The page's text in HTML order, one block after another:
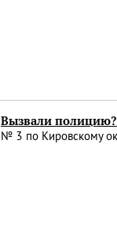
Вызвали
№ 3 по Кировскому